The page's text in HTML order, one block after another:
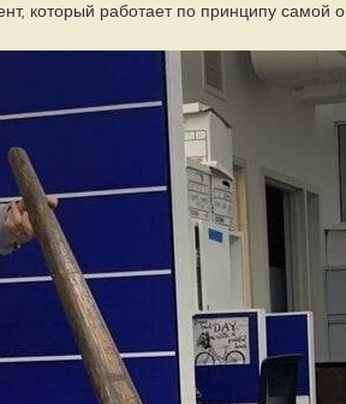
который работает по принципу самой